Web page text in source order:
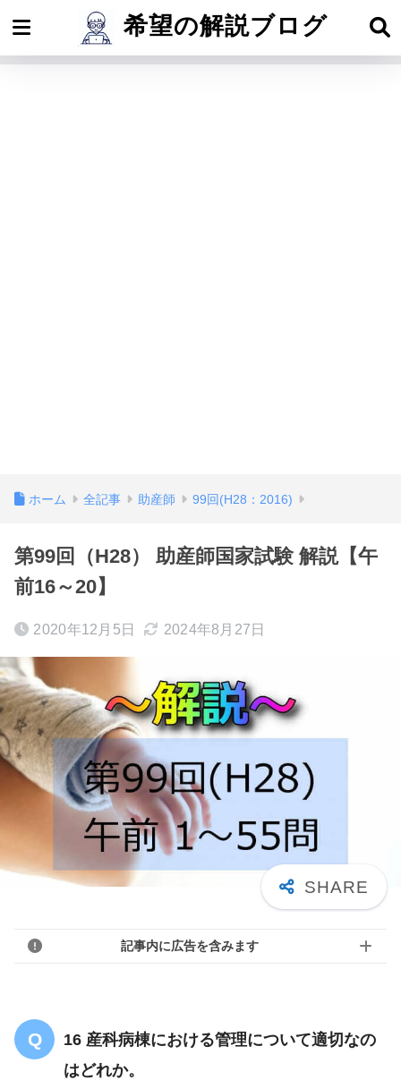
希望の解説ブログ
ホーム 全記事 助産師 99回(H28：2016)
第99回（H28） 助産師国家試験 解説【午
前16～20】
2020年12月5日 2024年8月27日
記事内に広告を含みます
16 産科病棟における管理について適切なの
はどれか。